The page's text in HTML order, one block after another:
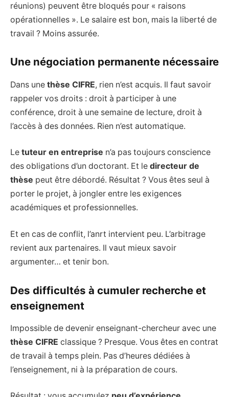
réunions) peuvent être bloqués pour « raisons
opérationnelles ». Le salaire est bon, mais la liberté de
travail ? Moins assurée.
Une négociation permanente nécessaire
Dans une thèse CIFRE, rien n’est acquis. Il faut savoir
rappeler vos droits : droit à participer à une
conférence, droit à une semaine de lecture, droit à
l’accès à des données. Rien n’est automatique.
Le tuteur en entreprise n’a pas toujours conscience
des obligations d’un doctorant. Et le directeur de
thèse peut être débordé. Résultat ? Vous êtes seul à
porter le projet, à jongler entre les exigences
académiques et professionnelles.
Et en cas de conflit, l’anrt intervient peu. L’arbitrage
revient aux partenaires. Il vaut mieux savoir
argumenter… et tenir bon.
Des difficultés à cumuler recherche et
enseignement
Impossible de devenir enseignant-chercheur avec une
thèse CIFRE classique ? Presque. Vous êtes en contrat
de travail à temps plein. Pas d’heures dédiées à
l’enseignement, ni à la préparation de cours.